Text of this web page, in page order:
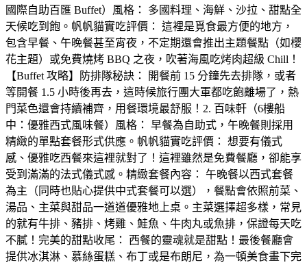
國際自助百匯 Buffet）風格： 多國料理、海鮮、沙拉、甜點全
天候吃到飽。帆帆貓實吃評價： 這裡是覓食最方便的地方，
包含早餐、午晚餐甚至宵夜，不定期還會推出主題餐點（如櫻
花主題）或免費燒烤 BBQ 之夜，吹著海風吃烤肉超級 Chill！
【Buffet 攻略】防排隊秘訣： 開餐前 15 分鐘先去排隊，或者
等開餐 1.5 小時後再去，這時候旅行團大軍都吃飽離場了，熱
門菜色還會持續補齊，用餐環境最舒服！2. 百味軒（6樓船
中：優雅西式風味餐）風格： 早餐為自助式，午晚餐則採用
精緻的單點套餐形式供應。帆帆貓實吃評價： 想要有儀式
感、優雅吃西餐來這裡就對了！這裡雖然是免費餐廳，卻能享
受到滿滿的法式儀式感。精緻套餐內容： 午晚餐以西式套餐
為主（同時也貼心提供中式套餐可以選），餐點會依照前菜、
湯品、主菜與甜品一道道優雅地上桌。主菜選擇超多樣，常見
的就有牛排、豬排、烤雞、鮭魚、牛肉丸或魚排，保證每天吃
不膩！完美的甜點收尾： 西餐的靈魂就是甜點！最後餐廳會
提供冰淇淋、慕絲蛋糕、布丁或是布朗尼，為一頓美食畫下完